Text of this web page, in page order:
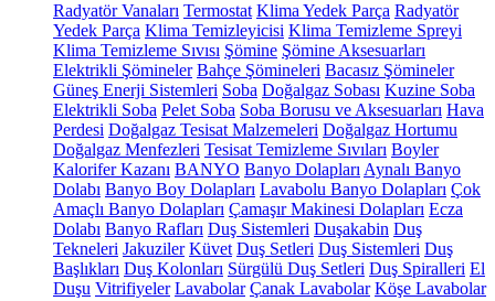
Radyatör Vanaları Termostat Klima Yedek Parça Radyatör
Yedek Parça Klima Temizleyicisi Klima Temizleme Spreyi
Klima Temizleme Sıvısı Şömine Şömine Aksesuarları
Elektrikli Şömineler Bahçe Şömineleri Bacasız Şömineler
Güneş Enerji Sistemleri Soba Doğalgaz Sobası Kuzine Soba
Elektrikli Soba Pelet Soba Soba Borusu ve Aksesuarları Hava
Perdesi Doğalgaz Tesisat Malzemeleri Doğalgaz Hortumu
Doğalgaz Menfezleri Tesisat Temizleme Sıvıları Boyler
Kalorifer Kazanı BANYO Banyo Dolapları Aynalı Banyo
Dolabı Banyo Boy Dolapları Lavabolu Banyo Dolapları Çok
Amaçlı Banyo Dolapları Çamaşır Makinesi Dolapları Ecza
Dolabı Banyo Rafları Duş Sistemleri Duşakabin Duş
Tekneleri Jakuziler Küvet Duş Setleri Duş Sistemleri Duş
Başlıkları Duş Kolonları Sürgülü Duş Setleri Duş Spiralleri El
Duşu Vitrifiyeler Lavabolar Çanak Lavabolar Köşe Lavabolar